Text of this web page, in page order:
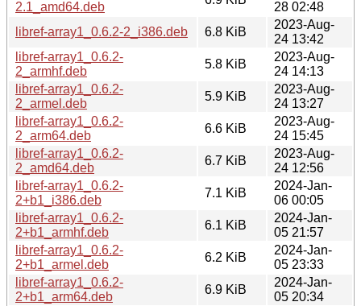
2.1_amd64.deb
28 02:48
libref-array1_0.6.2-2_i386.deb
6.8 KiB
2023-Aug-
24 13:42
libref-array1_0.6.2-
2_armhf.deb
5.8 KiB
2023-Aug-
24 14:13
libref-array1_0.6.2-
2_armel.deb
5.9 KiB
2023-Aug-
24 13:27
libref-array1_0.6.2-
2_arm64.deb
6.6 KiB
2023-Aug-
24 15:45
libref-array1_0.6.2-
2_amd64.deb
6.7 KiB
2023-Aug-
24 12:56
libref-array1_0.6.2-
2+b1_i386.deb
7.1 KiB
2024-Jan-
06 00:05
libref-array1_0.6.2-
2+b1_armhf.deb
6.1 KiB
2024-Jan-
05 21:57
libref-array1_0.6.2-
2+b1_armel.deb
6.2 KiB
2024-Jan-
05 23:33
libref-array1_0.6.2-
2+b1_arm64.deb
6.9 KiB
2024-Jan-
05 20:34